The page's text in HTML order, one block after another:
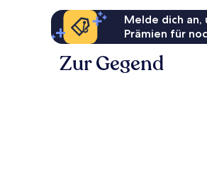
Melde dich
Prämien für
Zur Gegend